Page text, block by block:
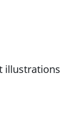
illustrations